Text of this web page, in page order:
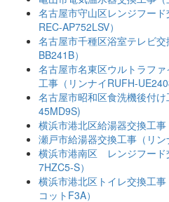
名古屋市守山区レンジフー
REC-AP752LSV）
名古屋市千種区浴室テレビ
BB241B）
名古屋市名東区ウルトラフ
工事（リンナイRUFH-
名古屋市昭和区食洗機後付
45MD9S)
横浜市港北区給湯器交換工事
瀬戸市給湯器交換工事（リン
横浜市港南区 レンジフード
7HZC5-S）
横浜市港北区トイレ交換工
コットF3A）